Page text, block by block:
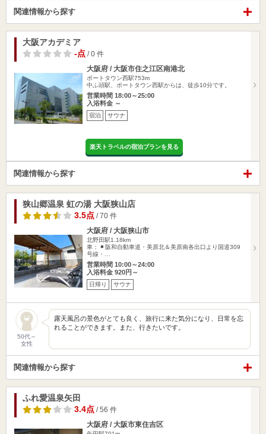
関連情報から探す
大阪アカデミア
-点 / 0 件
大阪府 / 大阪市住之江区南港北
ポートタウン西駅753m
中ふ頭駅、ポートタウン西駅からは、徒歩10分です。
営業時間 18:00～25:00
入浴料金 ～
宿泊 サウナ
楽天トラベルの宿泊プランを見る
関連情報から探す
狭山郷温泉 虹の湯 大阪狭山店
3.5点 / 70 件
大阪府 / 大阪狭山市
北野田駅1.18km
車： ◾️ 阪和自動車道・美原北＆美原南各出口より国道309
号線・…
営業時間 10:00～24:00
入浴料金 920円～
日帰り サウナ
50代～
女性
露天風呂の景色がとても良く、旅行に来た気分になり、日常を忘
れることができます。また、行きたいです。
関連情報から探す
ふれ愛温泉矢田
3.4点 / 56 件
大阪府 / 大阪市東住吉区